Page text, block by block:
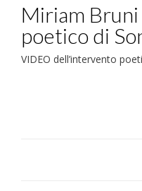
Miriam Bruni
poetico di
VIDEO dell’intervento